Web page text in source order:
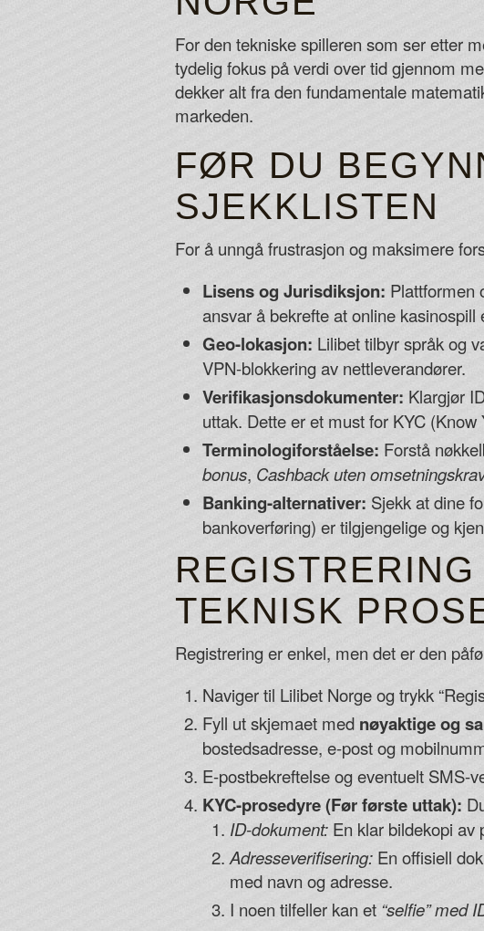
For den tekniske spilleren som ser etter
tydelig fokus på verdi over tid gjennom
dekker alt fra den fundamentale
markeden.
FØR DU
SJEKKLISTEN
For å unngå frustrasjon og maksimere
Lisens og Jurisdiksjon: Plattformen
ansvar å bekrefte at online
Geo-lokasjon: Lilibet tilbyr språk og
VPN-blokkering av nettleverandører.
Verifikasjonsdokumenter: Klargjør
uttak. Dette er et must for KYC (Know
Terminologiforståelse: Forstå
bonus, Cashback uten
Banking-alternativer: Sjekk at dine
bankoverføring) er tilgjengelige og
TEKNISK
Registrering er enkel, men det er den
Naviger til Lilibet Norge og trykk
Fyll ut skjemaet med nøyaktige og
bostedsadresse, e-post og
E-postbekreftelse og eventuelt SMS-
KYC-prosedyre (Før første uttak):
ID-dokument: En klar bildekopi av
Adresseverifisering: En offisiell
med navn og adresse.
I noen tilfeller kan et “selfie” med